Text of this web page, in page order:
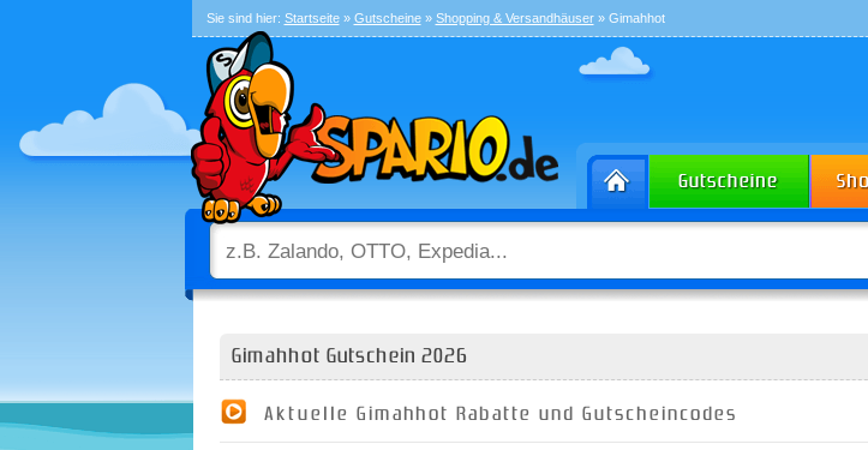
Sie sind hier: Startseite» Gutscheine» Shopping & Versandhäuser» Gimahhot
Gimahhot Gutschein 2026
Aktuelle Gimahhot Rabatte und Gutscheincodes